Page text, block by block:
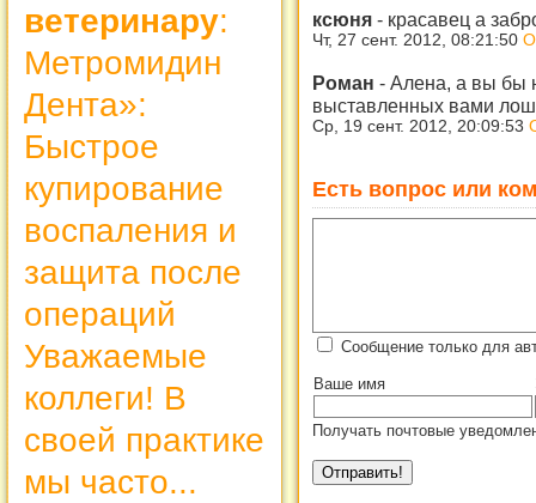
ветеринару:
Метромидин
Дента»:
Быстрое
купирование
воспаления и
защита после
операций
Уважаемые
коллеги! В
своей практике
мы часто...
ксюня - красавец а
Чт, 27 сент. 2012, 08:21:50
Роман - Алена, а вы бы
выставленных вами
Ср, 19 сент. 2012, 20:09:53
Есть вопрос или
Сообщение только для
Ваше имя
Получать почтовые